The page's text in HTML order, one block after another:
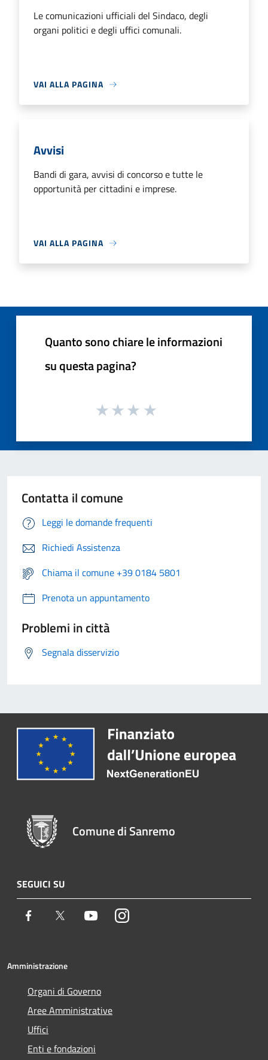
Le comunicazioni ufficiali del Sindaco, degli
organi politici e degli uffici comunali.
VAI ALLA PAGINA
Avvisi
Bandi di gara, avvisi di concorso e tutte le
opportunità per cittadini e imprese.
VAI ALLA PAGINA
Quanto sono chiare le informazioni
su questa pagina?
Contatta il comune
Leggi le domande frequenti
Richiedi Assistenza
Chiama il comune +39 0184 5801
Prenota un appuntamento
Problemi in città
Segnala disservizio
Comune di Sanremo
SEGUICI SU
Facebook Twitter YoutubeInstagram
Amministrazione
Organi di Governo
Aree Amministrative
Uffici
Enti e fondazioni